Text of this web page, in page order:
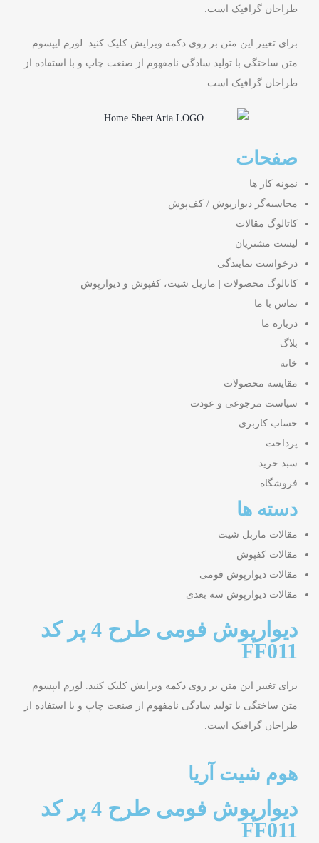
طراحان گرافیک است.
برای تغییر این متن بر روی دکمه ویرایش کلیک کنید. لورم ایپسوم
متن ساختگی با تولید سادگی نامفهوم از صنعت چاپ و با استفاده از
طراحان گرافیک است.
صفحات
نمونه کار ها
محاسبه‌گر دیوارپوش / کف‌پوش
کاتالوگ مقالات
لیست مشتریان
درخواست نمایندگی
کاتالوگ محصولات | ماربل شیت، کفپوش و دیوارپوش
تماس با ما
درباره ما
بلاگ
خانه
مقایسه محصولات
سیاست مرجوعی و عودت
حساب کاربری
پرداخت
سبد خرید
فروشگاه
دسته ها
مقالات ماربل شیت
مقالات کفپوش
مقالات دیوارپوش فومی
مقالات دیوارپوش سه بعدی
دیوارپوش فومی طرح 4 پر کد
FF011
برای تغییر این متن بر روی دکمه ویرایش کلیک کنید. لورم ایپسوم
متن ساختگی با تولید سادگی نامفهوم از صنعت چاپ و با استفاده از
طراحان گرافیک است.
هوم شیت آریا
دیوارپوش فومی طرح 4 پر کد
FF011